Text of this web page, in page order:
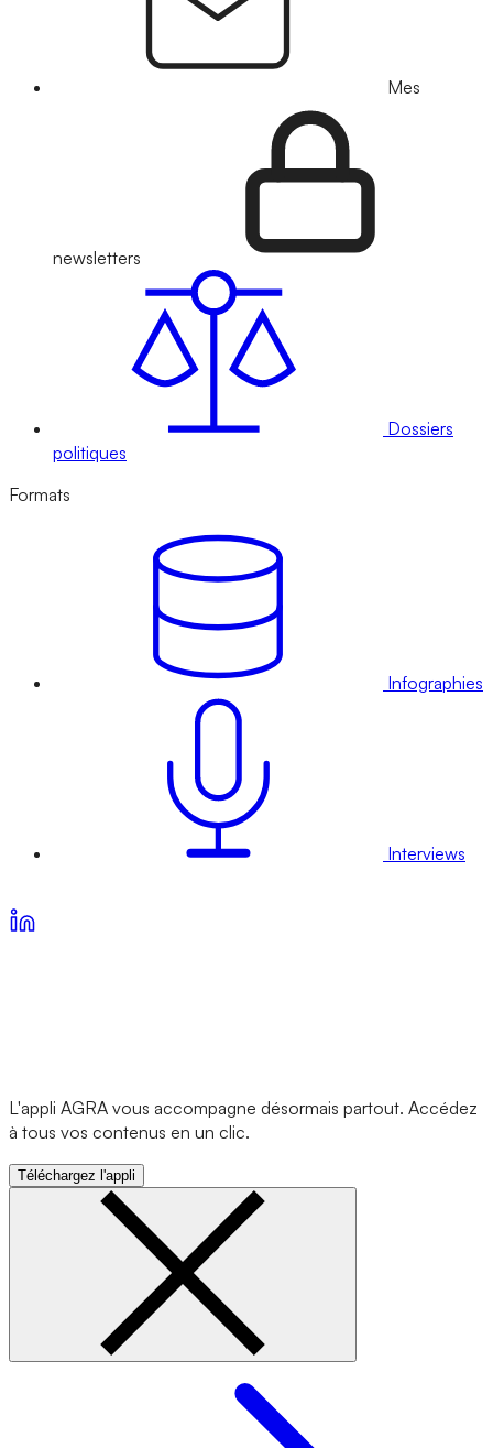
Mes
newsletters
Dossiers
politiques
Formats
Infographies
Interviews
L'appli AGRA vous accompagne désormais partout. Accédez
à tous vos contenus en un clic.
Téléchargez l'appli